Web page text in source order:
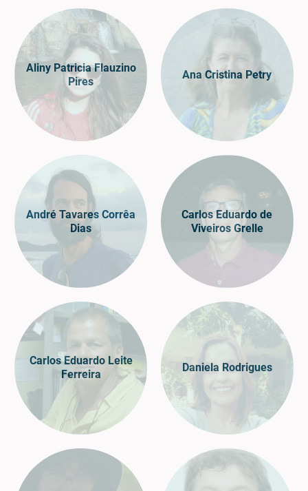
Aliny Patricia Flauzino
Pires
Ana Cristina Petry
André Tavares Corrêa
Dias
Carlos Eduardo de
Viveiros Grelle
Carlos Eduardo Leite
Ferreira
Daniela Rodrigues